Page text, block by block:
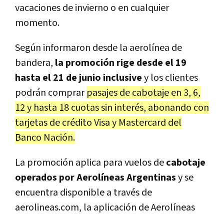
vacaciones de invierno o en cualquier
momento.
Según informaron desde la aerolínea de
bandera, la promoción rige desde el 19
hasta el 21 de junio inclusivey los clientes
podrán comprarpasajes de cabotaje en 3, 6,
12 y hasta 18 cuotas sin interés, abonando con
tarjetas de crédito Visa y Mastercard del
Banco Nación.
La promoción aplica para vuelos decabotaje
operados por Aerolíneas Argentinasy se
encuentra disponible a través de
aerolineas.com, la aplicación de Aerolíneas